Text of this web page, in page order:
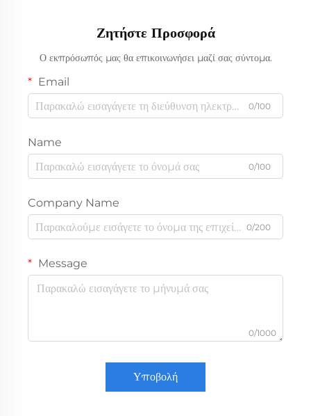
Ζητήστε Προσφορά
Ο εκπρόσωπός μας θα επικοινωνήσει μαζί σας σύντομα.
Email
0/100
Name
0/100
Company Name
0/200
Message
0/1000
Υποβολή